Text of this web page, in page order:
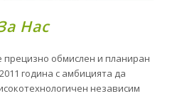
Нас
прецизно обмислен и планиран
година с амбицията да
независим